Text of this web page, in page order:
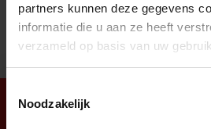
partners kunnen deze gegevens
informatie die u aan ze heeft
verzameld op basis van uw
Noodzakelijk
Nieuwsbrief